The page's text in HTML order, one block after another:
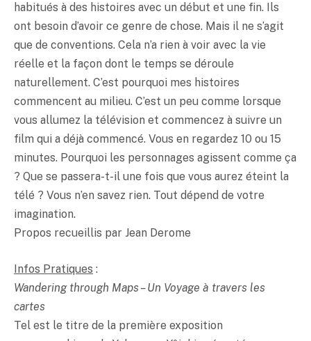
habitués à des histoires avec un début et une fin. Ils
ont besoin d’avoir ce genre de chose. Mais il ne s’agit
que de conventions. Cela n’a rien à voir avec la vie
réelle et la façon dont le temps se déroule
naturellement. C’est pourquoi mes histoires
commencent au milieu. C’est un peu comme lorsque
vous allumez la télévision et commencez à suivre un
film qui a déjà commencé. Vous en regardez 10 ou 15
minutes. Pourquoi les personnages agissent comme ça
? Que se passera-t-il une fois que vous aurez éteint la
télé ? Vous n’en savez rien. Tout dépend de votre
imagination.
Propos recueillis par Jean Derome
Infos Pratiques :
Wandering through Maps – Un Voyage à travers les
cartes
Tel est le titre de la première exposition